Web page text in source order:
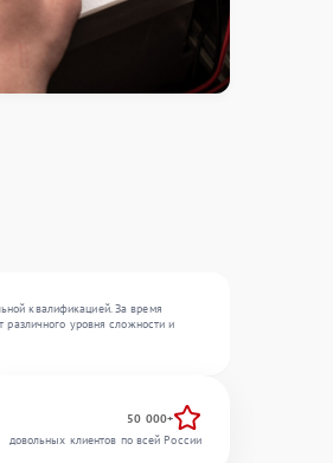
квалификацией. За время
уровня сложности и
50 000+
довольных клиентов по всей России